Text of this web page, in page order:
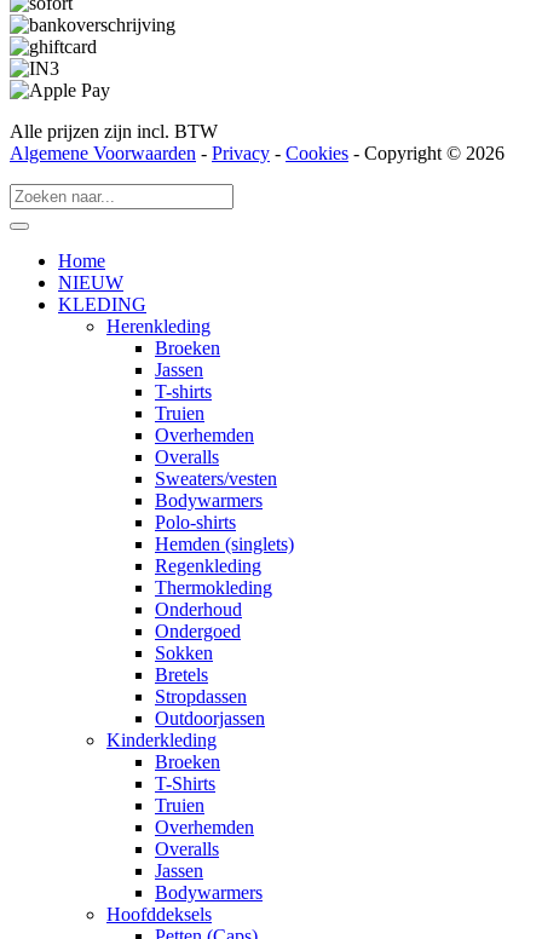
Alle prijzen zijn incl. BTW
Algemene Voorwaarden - Privacy - Cookies - Copyright © 2026
Home
NIEUW
KLEDING
Herenkleding
Broeken
Jassen
T-shirts
Truien
Overhemden
Overalls
Sweaters/vesten
Bodywarmers
Polo-shirts
Hemden (singlets)
Regenkleding
Thermokleding
Onderhoud
Ondergoed
Sokken
Bretels
Stropdassen
Outdoorjassen
Kinderkleding
Broeken
T-Shirts
Truien
Overhemden
Overalls
Jassen
Bodywarmers
Hoofddeksels